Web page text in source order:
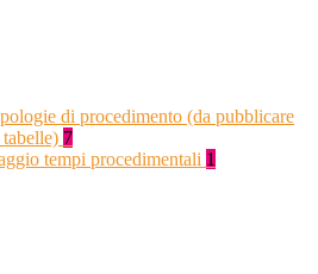
di procedimento (da pubblicare
7
tempi procedimentali 1